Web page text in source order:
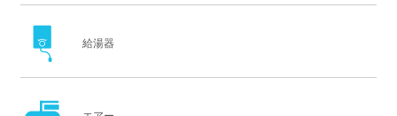
給湯器